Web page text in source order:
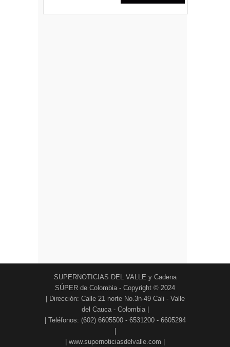
SUPERNOTICIAS DEL VALLE y Cadena
SÚPER de Colombia - Copyright © 2024
| Dirección: Calle 21 norte No.3n-49 Cali - Valle
del Cauca - Colombia |
| Teléfonos: (602) 6605500 - 6531200 - 6605294
| www.supernoticiasdelvalle.com |